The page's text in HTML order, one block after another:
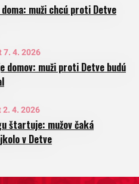
muži chcú proti Detve
7. 4. 2026
domov: muži proti Detve budú
2. 4. 2026
štartuje: mužov čaká
v Detve